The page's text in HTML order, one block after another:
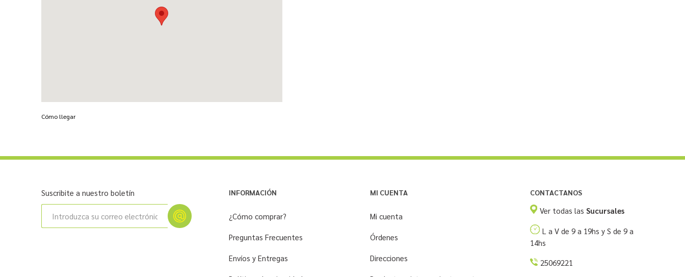
Cómo llegar
Suscribite a nuestro boletín INFORMACIÓN
¿Cómo comprar?
Preguntas Frecuentes
Envíos y Entregas
MI CUENTA
Mi cuenta
Órdenes
Direcciones
CONTACTANOS
Ver todas las Sucursales
L a V de 9 a 19hs y S de 9 a
14hs
25069221